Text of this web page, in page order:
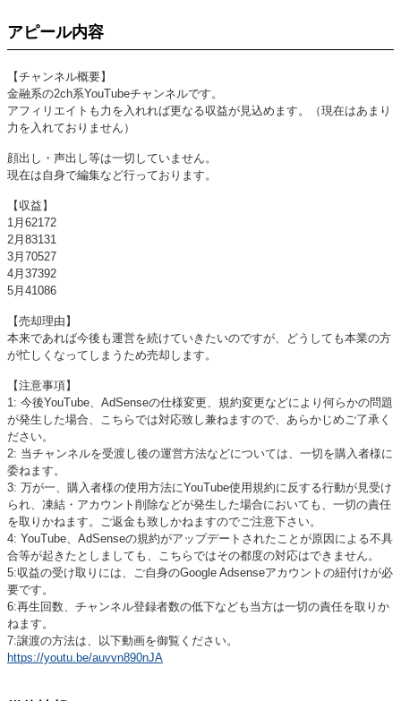
アピール内容
【チャンネル概要】
金融系の2ch系YouTubeチャンネルです。
アフィリエイトも力を入れれば更なる収益が見込めます。（現在はあまり
力を入れておりません）
顔出し・声出し等は一切していません。
現在は自身で編集など行っております。
【収益】
1月62172
2月83131
3月70527
4月37392
5月41086
【売却理由】
本来であれば今後も運営を続けていきたいのですが、どうしても本業の方
が忙しくなってしまうため売却します。
【注意事項】
1: 今後YouTube、AdSenseの仕様変更、規約変更などにより何らかの問題
が発生した場合、こちらでは対応致し兼ねますので、あらかじめご了承く
ださい。
2: 当チャンネルを受渡し後の運営方法などについては、一切を購入者様に
委ねます。
3: 万が一、購入者様の使用方法にYouTube使用規約に反する行動が見受け
られ、凍結・アカウント削除などが発生した場合においても、一切の責任
を取りかねます。ご返金も致しかねますのでご注意下さい。
4: YouTube、AdSenseの規約がアップデートされたことが原因による不具
合等が起きたとしましても、こちらではその都度の対応はできません。
5:収益の受け取りには、ご自身のGoogle Adsenseアカウントの紐付けが必
要です。
6:再生回数、チャンネル登録者数の低下なども当方は一切の責任を取りか
ねます。
7:譲渡の方法は、以下動画を御覧ください。
https://youtu.be/auvvn890nJA